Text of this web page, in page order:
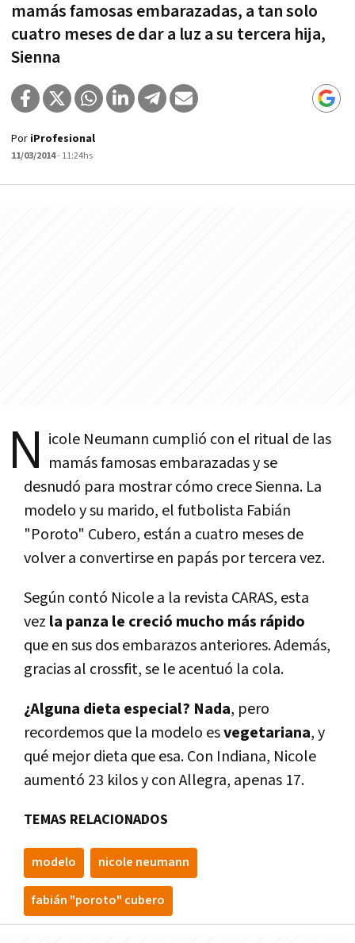
mamás famosas embarazadas, a tan solo
cuatro meses de dar a luz a su tercera hija,
Sienna
Por iProfesional
11/03/2014- 11:24hs
N icole Neumann cumplió con el ritual de las
mamás famosas embarazadas y se
desnudó para mostrar cómo crece Sienna. La
modelo y su marido, el futbolista Fabián
"Poroto" Cubero, están a cuatro meses de
volver a convertirse en papás por tercera vez.
Según contó Nicole a la revista CARAS, esta
vez la panza le creció mucho más rápido
que en sus dos embarazos anteriores. Además,
gracias al crossfit, se le acentuó la cola.
¿Alguna dieta especial? Nada, pero
recordemos que la modelo esvegetariana, y
qué mejor dieta que esa. Con Indiana, Nicole
aumentó 23 kilos y con Allegra, apenas 17.
TEMAS RELACIONADOS
modelo nicole neumann
fabián "poroto" cubero